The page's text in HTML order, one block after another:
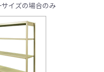
イズの場合のみ